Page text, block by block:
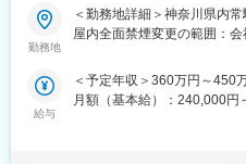
■入社後のキャッチアップに
・入社後1週間
・～入社6ヶ月間
モーター知識、カーボンブ
■業務内容：
＜具体的な業務内容＞
詰め替え用パウチの研究開
勤務地
＜勤務地詳細＞神奈川県内
屋内全面禁煙変更の範囲：
給与
＜予定年収＞360万円～450
月額（基本給）：240,000